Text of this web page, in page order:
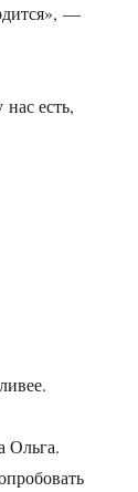
—
есть,
Ольга.